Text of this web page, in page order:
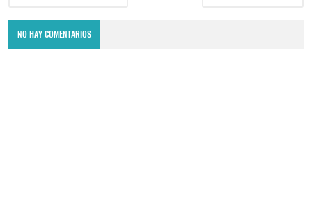
NO HAY COMENTARIOS